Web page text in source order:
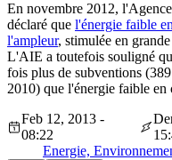
En novembre 2012,
déclaré que l'énergie faible
l'ampleur, stimulée en
L'AIE a toutefois souligné
fois plus de subventions
2010) que l'énergie faible en
Feb 12, 2013 -
08:22
Energie,